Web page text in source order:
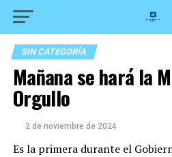
SIN CATEGORÍA
Mañana se hará la
Orgullo
2 de noviembre de 2024
Es la primera durante el